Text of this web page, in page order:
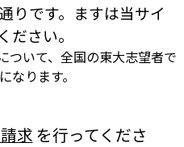
りです。ますは当サイ
ださい。
ついて、全国の東大志望者で
なります。
求 を行ってくださ